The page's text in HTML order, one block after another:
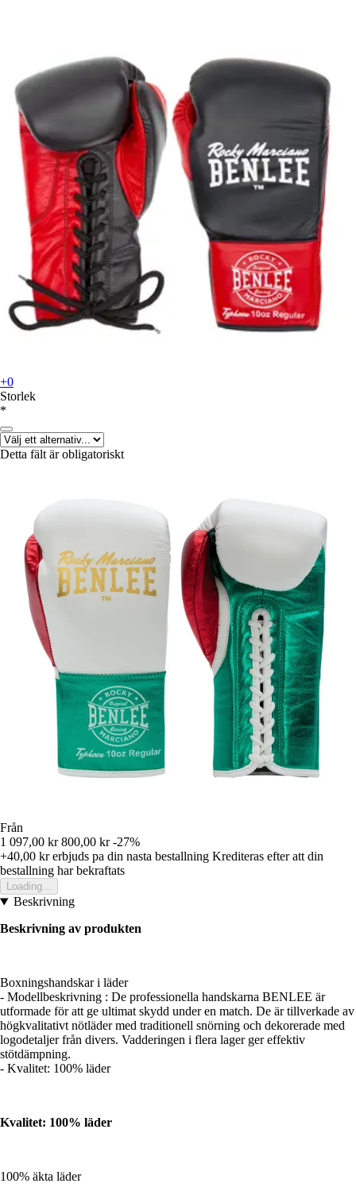
+0
Storlek
*
Detta fält är obligatoriskt
Från
1 097,00 kr 800,00 kr -27%
+40,00 krerbjuds pa din nasta bestallning Krediteras efter att din
bestallning har bekraftats
Loading...
Beskrivning
Beskrivning av produkten
Boxningshandskar i läder
- Modellbeskrivning : De professionella handskarna BENLEE är
utformade för att ge ultimat skydd under en match. De är tillverkade av
högkvalitativt nötläder med traditionell snörning och dekorerade med
logodetaljer från divers. Vadderingen i flera lager ger effektiv
stötdämpning.
- Kvalitet: 100% läder
Kvalitet: 100% läder
100% äkta läder